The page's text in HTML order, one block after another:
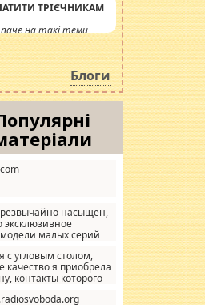
ТРІЄЧНИКАМ
на такі теми,
сьогоднішні
питання.
соціальна
Блоги
насыщен,
эксклюзивное
малых серий
формы, в MebelOk,
все в порядке,
мебель, а это не
с угловым столом,
качество я приобрела
контакты которого